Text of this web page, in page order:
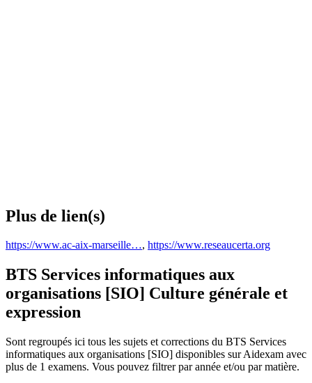
Plus de lien(s)
https://www.ac-aix-marseille…, https://www.reseaucerta.org
BTS Services informatiques aux
organisations [SIO] Culture générale et
expression
Sont regroupés ici tous les sujets et corrections du BTS Services
informatiques aux organisations [SIO] disponibles sur Aidexam avec
plus de 1 examens. Vous pouvez filtrer par année et/ou par matière.